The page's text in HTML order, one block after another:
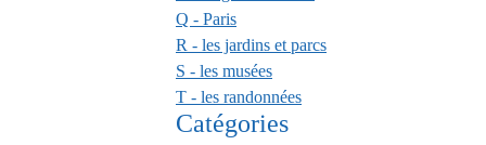
Q - Paris
R - les jardins et parcs
S - les musées
T - les randonnées
Catégories